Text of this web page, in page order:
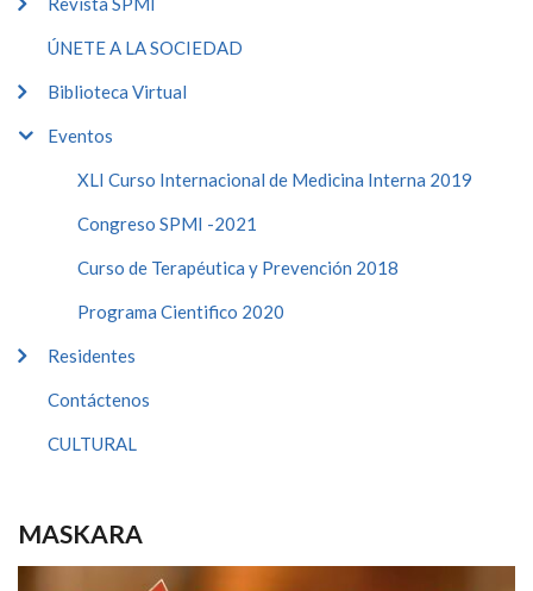
ÚNETE A LA SOCIEDAD
Biblioteca Virtual
Eventos
XLI Curso Internacional de Medicina Interna 2019
Congreso SPMI -2021
Curso de Terapéutica y Prevención 2018
Programa Cientifico 2020
Residentes
Contáctenos
CULTURAL
MASKARA